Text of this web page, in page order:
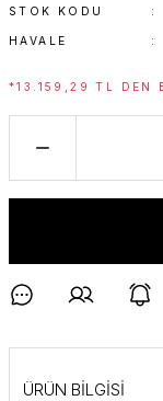
STOK KODU
HAVALE
*13.159,29 TL DEN
ÜRÜN BİLGİSİ